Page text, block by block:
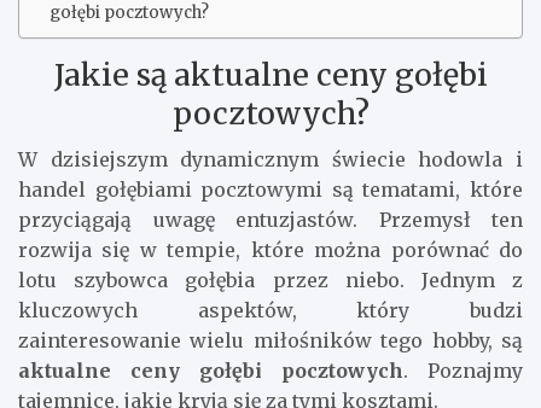
gołębi pocztowych?
Jakie są aktualne ceny gołębi
pocztowych?
W dzisiejszym dynamicznym świecie hodowla i
handel gołębiami pocztowymi są tematami, które
przyciągają uwagę entuzjastów. Przemysł ten
rozwija się w tempie, które można porównać do
lotu szybowca gołębia przez niebo. Jednym z
kluczowych aspektów, który budzi
zainteresowanie wielu miłośników tego hobby, są
aktualne ceny gołębi pocztowych. Poznajmy
tajemnice, jakie kryją się za tymi kosztami.